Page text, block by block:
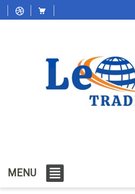
MENU